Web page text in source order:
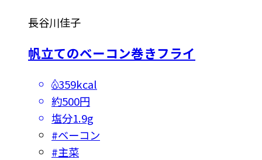
長谷川佳子
帆立てのベーコン巻きフライ
359kcal
約500円
塩分1.9g
#ベーコン
#主菜